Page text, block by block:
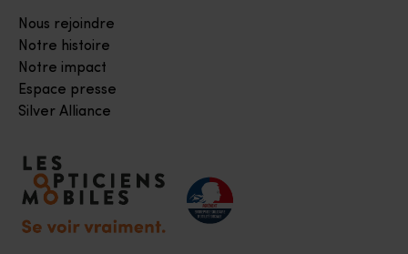
Accéder à notre page d'accueil
Nous rejoindre
Notre histoire
Notre impact
Espace presse
Silver Alliance